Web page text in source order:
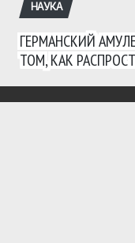
НАУКА
ГЕРМАНСКИЙ
ТОМ, КАК